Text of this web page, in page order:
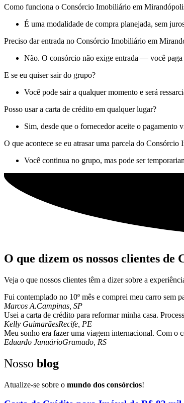
Como funciona o Consórcio Imobiliário em
É uma modalidade de compra planejada, sem
Preciso dar entrada no Consórcio Imobiliário em
Não. O consórcio não exige entrada — você paga
E se eu quiser sair do grupo?
Você pode sair a qualquer momento e será
Posso usar a carta de crédito em qualquer lugar?
Sim, desde que o fornecedor aceite o pagamento
O que acontece se eu atrasar uma parcela do
Você continua no grupo, mas pode ser
O que dizem os nossos clientes
Veja o que nossos clientes têm a dizer sobre a
Fui contemplado no 10º mês e comprei meu carro sem
Marcos A.Campinas, SP
Usei a carta de crédito para reformar minha casa.
Kelly GuimarãesRecife, PE
Meu sonho era fazer uma viagem internacional. Com o
Eduardo JanuárioGramado, RS
Nosso blog
Atualize-se sobre o mundo dos consórcios!